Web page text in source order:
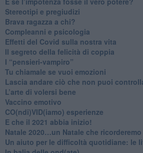
Stereotipi e pregiudizi
​Brava ragazza a chi?
​Compleanni e psicologia
Effetti del Covid sulla nostra vita
Il segreto della felicità di coppia
​I “pensieri-vampiro”
​Tu chiamale se vuoi emozioni
​Lascia andare ciò che non puoi
L’arte di volersi bene
​Vaccino emotivo
CO(ndi)VID(iamo) esperienze
​E che il 2021 abbia inizio!
​Natale 2020…un Natale che ricorderemo
Un aiuto per le difficoltà quotidiane: le